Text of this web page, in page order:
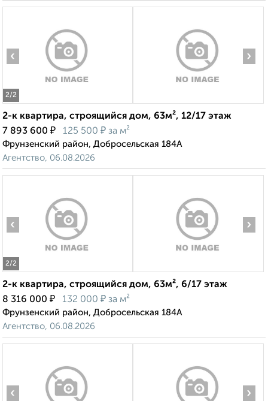
2/2
‹ ›
2-к квартира, строящийся дом, 63м², 12/17 этаж
7 893 600 ₽ 125 500 ₽ за м²
Фрунзенский район, Добросельская 184А
Агентство, 06.08.2026
2/2
‹ ›
2-к квартира, строящийся дом, 63м², 6/17 этаж
8 316 000 ₽ 132 000 ₽ за м²
Фрунзенский район, Добросельская 184А
Агентство, 06.08.2026
‹ ›